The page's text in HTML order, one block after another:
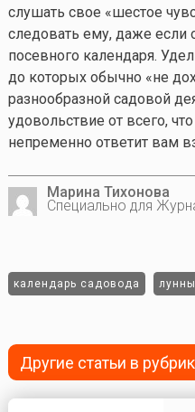
слушать свое «шестое
следовать ему, даже если
посевного календаря.
до которых обычно «не
разнообразной садовой
удовольствие от всего,
непременно ответит вам
Марина Тихонова
Специально для
календарь садовода
Другие статьи в